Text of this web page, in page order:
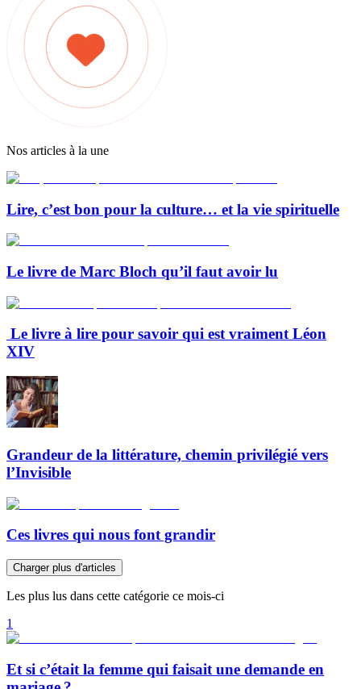
Nos articles à la une
Lire, c’est bon pour la culture… et la vie spirituelle
Le livre de Marc Bloch qu’il faut avoir lu
Le livre à lire pour savoir qui est vraiment Léon
XIV
Grandeur de la littérature, chemin privilégié vers
l’Invisible
Ces livres qui nous font grandir
Charger plus d'articles
Les plus lus dans cette catégorie ce mois-ci
1
Et si c’était la femme qui faisait une demande en